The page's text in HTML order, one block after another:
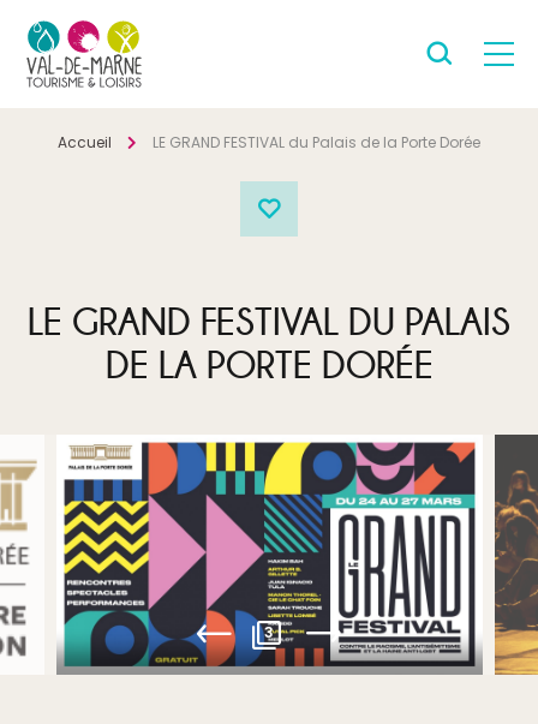
Accueil LE GRAND FESTIVAL du Palais de la Porte Dorée
LE GRAND FESTIVAL DU PALAIS
DE LA PORTE DORÉE
3